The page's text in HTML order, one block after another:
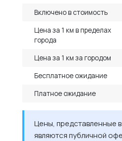
Включено в стоимость
Цена за 1 км в пределах
города
Цена за 1 км за городом
Бесплатное ожидание
Платное ожидание
Цены, представленные
являются публичной